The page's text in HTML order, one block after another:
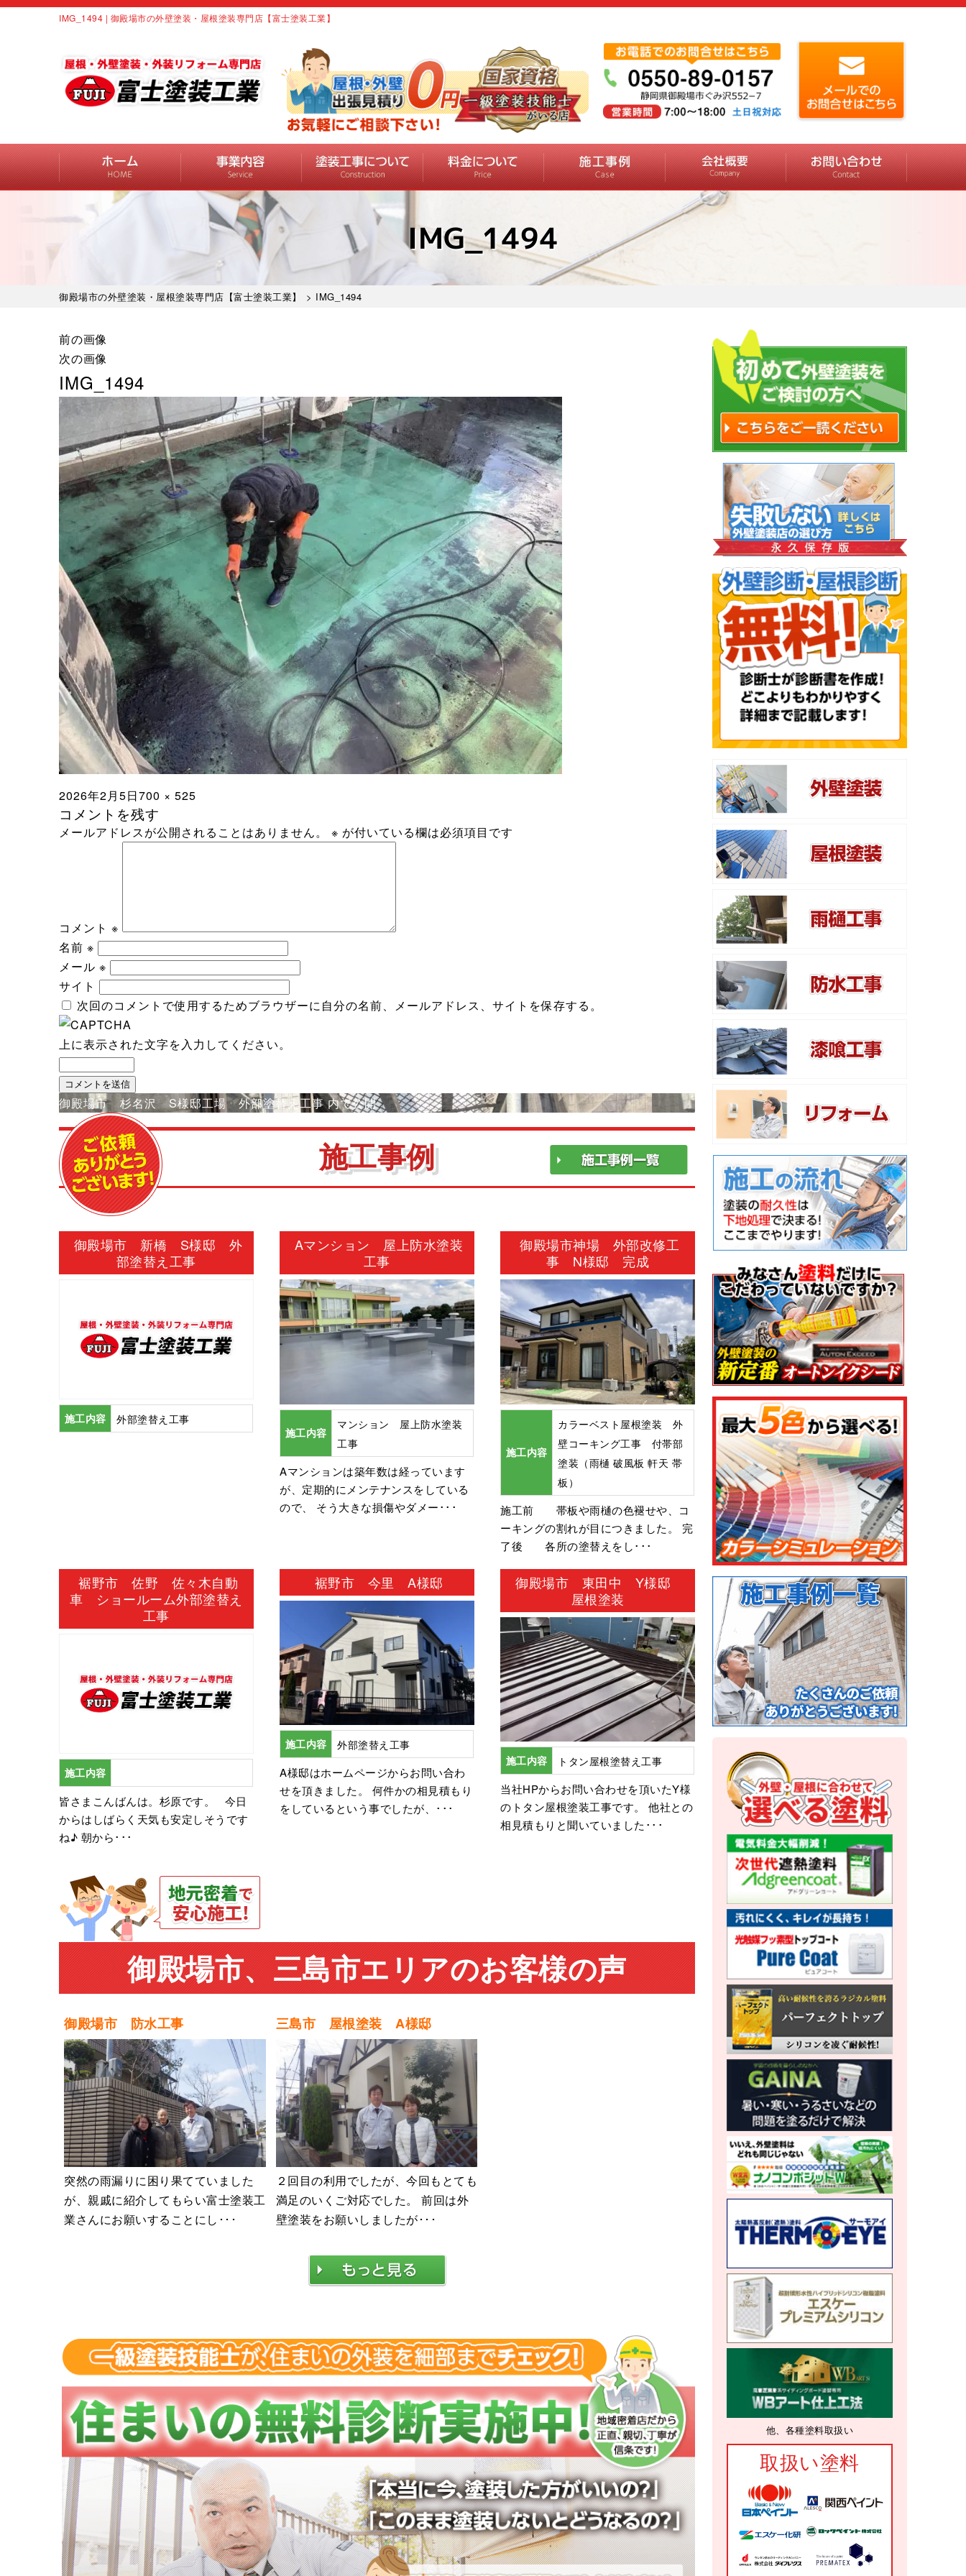
IMG_1494 | 御殿場市の外壁塗装・屋根塗装専門店【富士塗装工業】
IMG_1494
御殿場市の外壁塗装・屋根塗装専門店【富士塗装工業】 > IMG_1494
前の画像
次の画像
IMG_1494
投
稿
日:
2026年2月5日フ
ル
サ
700 × 525
コメントを残す
メールアドレスが公開されることはありません。 ※ が付いている欄は必須項目です
コメント ※
名前 ※
メール ※
サイト
次回のコメントで使用するためブラウザーに自分の名前、メールアドレス、サイトを保存する。
上に表示された文字を入力してください。
投
稿
ナ
ビ
ゲ
シ
ョ
ン
御殿場市 杉名沢 S様邸工場 外部塗替え工事 内で公開
施工事例
御殿場市 新橋 S様邸 外
部塗替え工事
施工内容 外部塗替え工事
Aマンション 屋上防水塗装
工事
施工内容
マンション 屋上防水塗装
工事
Aマンションは築年数は経っています
が、定期的にメンテナンスをしている
ので、 そう大きな損傷やダメー･･･
御殿場市神場 外部改修工
事 N様邸 完成
施工内容
カラーベスト屋根塗装 外
壁コーキング工事 付帯部
塗装（雨樋 破風板 軒天 帯
板）
施工前 帯板や雨樋の色褪せや、コ
ーキングの割れが目につきました。 完
了後 各所の塗替えをし･･･
裾野市 佐野 佐々木自動
車 ショールーム外部塗替え
工事
施工内容
皆さまこんばんは。杉原です。 今日
からはしばらく天気も安定しそうです
ね♪ 朝から･･･
裾野市 今里 A様邸
施工内容
外部塗替え工事
A様邸はホームページからお問い合わ
せを頂きました。 何件かの相見積もり
をしているという事でしたが、･･･
御殿場市 東田中 Y様邸
屋根塗装
施工内容
トタン屋根塗替え工事
当社HPからお問い合わせを頂いたY様
のトタン屋根塗装工事です。 他社との
相見積もりと聞いていました･･･
御殿場市、三島市エリアのお客様の声
御殿場市 防水工事
突然の雨漏りに困り果てていました
が、親戚に紹介してもらい富士塗装工
業さんにお願いすることにし･･･
三島市 屋根塗装 A様邸
２回目の利用でしたが、今回もとても
満足のいくご対応でした。 前回は外
壁塗装をお願いしましたが･･･
他、各種塗料取扱い
取扱い塗料